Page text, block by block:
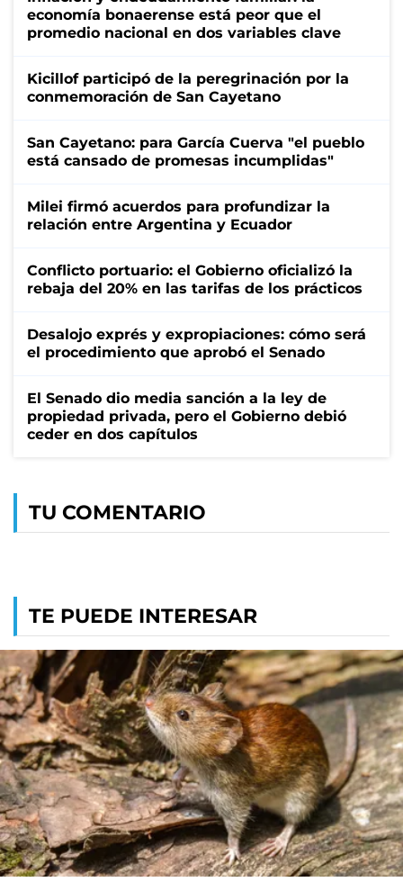
economía bonaerense está peor que el
promedio nacional en dos variables clave
Kicillof participó de la peregrinación por la
conmemoración de San Cayetano
San Cayetano: para García Cuerva "el pueblo
está cansado de promesas incumplidas"
Milei firmó acuerdos para profundizar la
relación entre Argentina y Ecuador
Conflicto portuario: el Gobierno oficializó la
rebaja del 20% en las tarifas de los prácticos
Desalojo exprés y expropiaciones: cómo será
el procedimiento que aprobó el Senado
El Senado dio media sanción a la ley de
propiedad privada, pero el Gobierno debió
ceder en dos capítulos
TU COMENTARIO
TE PUEDE INTERESAR